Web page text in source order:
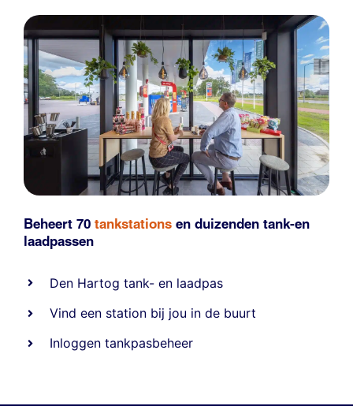
Beheert 70 tankstations en duizenden tank-en
laadpassen
Den Hartog tank- en laadpas
Vind een station bij jou in de buurt
Inloggen tankpasbeheer